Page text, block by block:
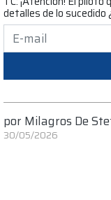
detalles de lo sucedido
por Milagros De
30/05/2026